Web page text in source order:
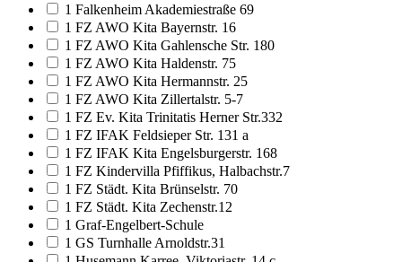
1 Falkenheim Akademiestraße 69
1 FZ AWO Kita Bayernstr. 16
1 FZ AWO Kita Gahlensche Str. 180
1 FZ AWO Kita Haldenstr. 75
1 FZ AWO Kita Hermannstr. 25
1 FZ AWO Kita Zillertalstr. 5-7
1 FZ Ev. Kita Trinitatis Herner Str.332
1 FZ IFAK Feldsieper Str. 131 a
1 FZ IFAK Kita Engelsburgerstr. 168
1 FZ Kindervilla Pfiffikus, Halbachstr.7
1 FZ Städt. Kita Brünselstr. 70
1 FZ Städt. Kita Zechenstr.12
1 Graf-Engelbert-Schule
1 GS Turnhalle Arnoldstr.31